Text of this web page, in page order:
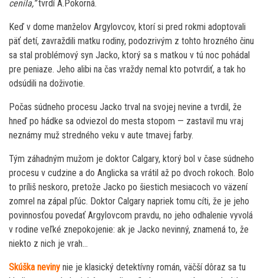
cenila,“tvrdí A.Pokorná.
Keď v dome manželov Argylovcov, ktorí si pred rokmi adoptovali
päť detí, zavraždili matku rodiny, podozrivým z tohto hrozného činu
sa stal problémový syn Jacko, ktorý sa s matkou v tú noc pohádal
pre peniaze. Jeho alibi na čas vraždy nemal kto potvrdiť, a tak ho
odsúdili na doživotie.
Počas súdneho procesu Jacko trval na svojej nevine a tvrdil, že
hneď po hádke sa odviezol do mesta stopom — zastavil mu vraj
neznámy muž stredného veku v aute tmavej farby.
Tým záhadným mužom je doktor Calgary, ktorý bol v čase súdneho
procesu v cudzine a do Anglicka sa vrátil až po dvoch rokoch. Bolo
to príliš neskoro, pretože Jacko po šiestich mesiacoch vo väzení
zomrel na zápal pľúc. Doktor Calgary napriek tomu cíti, že je jeho
povinnosťou povedať Argylovcom pravdu, no jeho odhalenie vyvolá
v rodine veľké znepokojenie: ak je Jacko nevinný, znamená to, že
niekto z nich je vrah…
Skúška neviny nie je klasický detektívny román, väčší dôraz sa tu